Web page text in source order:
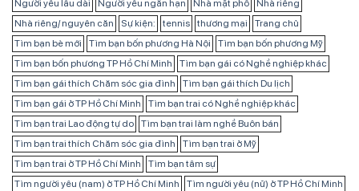
Người yêu lâu dài
Người yêu ngắn hạn Nhà mặt phố
Nhà riêng
Nhà riêng/ nguyên căn
Sự kiện: tennis thương mại
Trang chủ
Tìm bạn bè mới
Tìm bạn bốn phương Hà Nội
Tìm bạn bốn phương Mỹ
Tìm bạn bốn phương TP Hồ Chí Minh
Tìm bạn gái có Nghề nghiệp khác
Tìm bạn gái thích Chăm sóc gia đình
Tìm bạn gái thích Du lịch
Tìm bạn gái ở TP Hồ Chí Minh
Tìm bạn trai có Nghề nghiệp khác
Tìm bạn trai Lao động tự do
Tìm bạn trai làm nghề Buôn bán
Tìm bạn trai thích Chăm sóc gia đình
Tìm bạn trai ở Mỹ
Tìm bạn trai ở TP Hồ Chí Minh
Tìm bạn tâm sự
Tìm người yêu (nam) ở TP Hồ Chí Minh
Tìm người yêu (nữ) ở TP Hồ Chí Minh